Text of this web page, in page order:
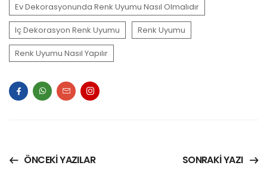
Ev Dekorasyonunda Renk Uyumu Nasıl Olmalıdır
Iç Dekorasyon Renk Uyumu Renk Uyumu
Renk Uyumu Nasıl Yapılır
ÖNCEKI YAZILAR SONRAKI YAZI